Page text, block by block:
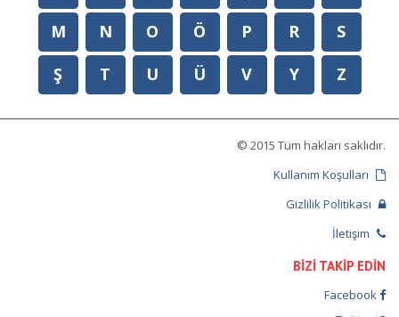
M
N O Ö P R
S
Ş
T U Ü V Y Z
© 2015 Tüm hakları saklıdır.
Kullanım Koşulları
Gizlilik Politikası
İletişim
BİZİ TAKİP EDİN
Facebook